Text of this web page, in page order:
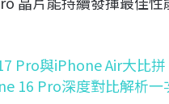
Pro與iPhone Air大比
16 Pro深度對比解析一